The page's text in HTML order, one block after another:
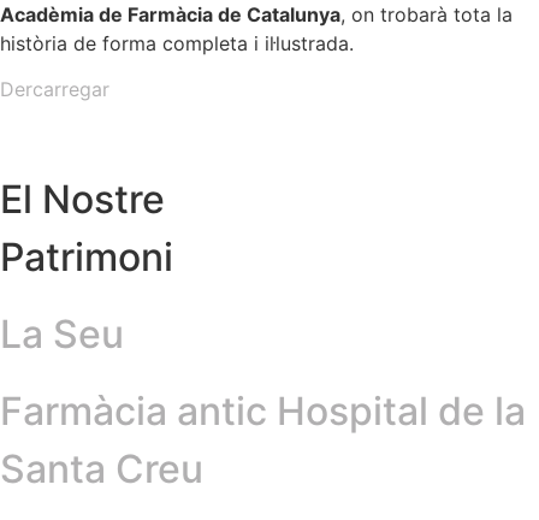
Acadèmia de Farmàcia de Catalunya, on trobarà tota la
història de forma completa i il·lustrada.
Dercarregar
El Nostre
Patrimoni
La Seu
Farmàcia antic Hospital de la
Santa Creu